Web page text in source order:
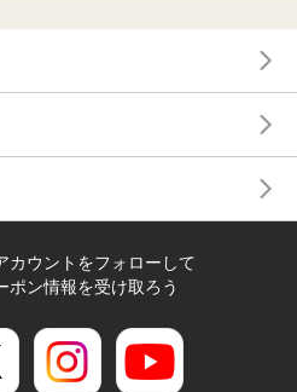
カウントをフォローして
ポン情報を受け取ろう